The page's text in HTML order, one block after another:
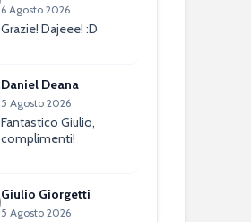
6 Agosto 2026
Grazie! Dajeee! :D
Daniel Deana
5 Agosto 2026
Fantastico Giulio,
complimenti!
Giulio Giorgetti
5 Agosto 2026